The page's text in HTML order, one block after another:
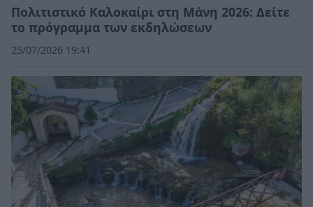
Πολιτιστικό Καλοκαίρι στη Μάνη 2026: Δείτε
το πρόγραμμα των εκδηλώσεων
25/07/2026 19:41